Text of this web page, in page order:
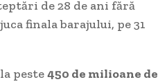
de 28 de ani fără
finala barajului, pe 31
peste450 de milioane de